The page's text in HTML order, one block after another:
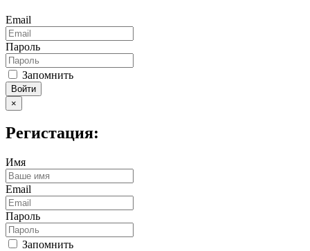
Email
Пароль
Запомнить
Войти
×
Регистация:
Имя
Email
Пароль
Запомнить